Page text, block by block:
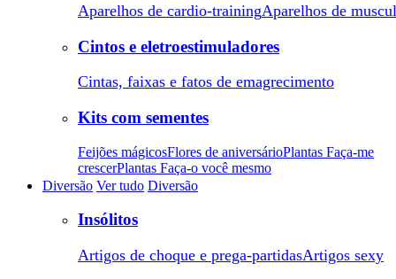
Aparelhos de cardio-trainingAparelhos de
Cintos e eletroestimuladores
Cintas, faixas e fatos de emagrecimento
Kits com sementes
Feijões mágicosFlores de aniversárioPlantas Faça-me
crescerPlantas Faça-o você mesmo
Diversão Ver tudo Diversão
Insólitos
Artigos de choque e prega-partidasArtigos sexy